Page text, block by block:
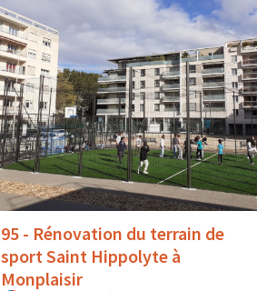
95 - Rénovation du terrain de
sport Saint Hippolyte à
Monplaisir